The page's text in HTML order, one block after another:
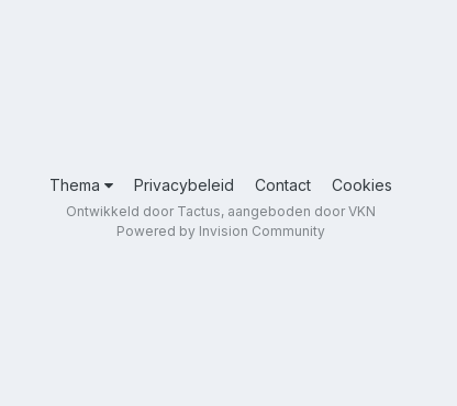
Thema Privacybeleid Contact Cookies
Ontwikkeld door Tactus, aangeboden door VKN
Powered by Invision Community